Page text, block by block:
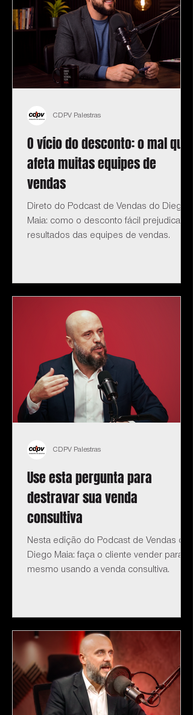
O vício do desconto: o mal que
afeta muitas equipes de
vendas
Direto do Podcast de Vendas do Diego
Maia: como o desconto fácil prejudica os
resultados das equipes de vendas.
CDPV Palestras
Use esta pergunta para
destravar sua venda
consultiva
Nesta edição do Podcast de Vendas do
Diego Maia: faça o cliente vender para si
mesmo usando a venda consultiva.
CDPV Palestras